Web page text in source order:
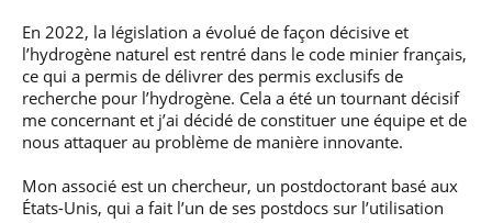
En 2022, la législation a évolué de façon décisive et
l’hydrogène naturel est rentré dans le code minier français,
ce qui a permis de délivrer des permis exclusifs de
recherche pour l’hydrogène. Cela a été un tournant décisif
me concernant et j’ai décidé de constituer une équipe et de
nous attaquer au problème de manière innovante.
Mon associé est un chercheur, un postdoctorant basé aux
États-Unis, qui a fait l’un de ses postdocs sur l’utilisation